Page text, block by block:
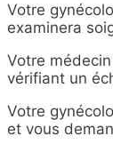
Votre
examinera
Votre
vérifiant un
Votre
et vous